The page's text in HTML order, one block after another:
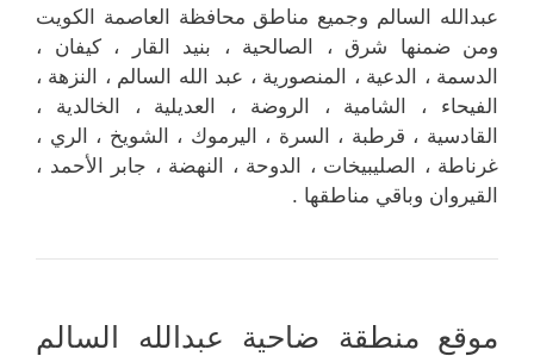
عبدالله السالم وجميع مناطق محافظة العاصمة الكويت
ومن ضمنها شرق ، الصالحية ، بنيد القار ، كيفان ،
الدسمة ، الدعية ، المنصورية ، عبد الله السالم ، النزهة ،
الفيحاء ، الشامية ، الروضة ، العديلية ، الخالدية ،
القادسية ، قرطبة ، السرة ، اليرموك ، الشويخ ، الري ،
غرناطة ، الصليبيخات ، الدوحة ، النهضة ، جابر الأحمد ،
القيروان وباقي مناطقها .
موقع منطقة ضاحية عبدالله السالم